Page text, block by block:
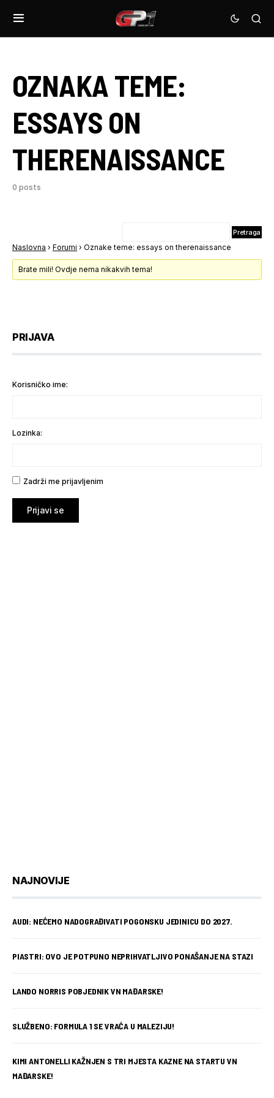
OZNAKA TEME:
ESSAYS ON
THERENAISSANCE
0 posts
Naslovna › Forumi › Oznake teme: essays on therenaissance
Brate mili! Ovdje nema nikakvih tema!
PRIJAVA
Korisničko ime:
Lozinka:
Zadrži me prijavljenim
Prijavi se
NAJNOVIJE
AUDI: NEĆEMO NADOGRAĐIVATI POGONSKU JEDINICU DO 2027.
PIASTRI: OVO JE POTPUNO NEPRIHVATLJIVO PONAŠANJE NA STAZI
LANDO NORRIS POBJEDNIK VN MAĐARSKE!
SLUŽBENO: FORMULA 1 SE VRAĆA U MALEZIJU!
KIMI ANTONELLI KAŽNJEN S TRI MJESTA KAZNE NA STARTU VN
MAĐARSKE!